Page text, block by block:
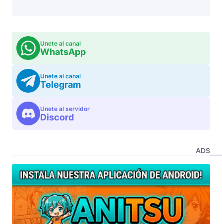
Unete al canal
WhatsApp
Unete al canal
Telegram
Unete al servidor
Discord
ADS